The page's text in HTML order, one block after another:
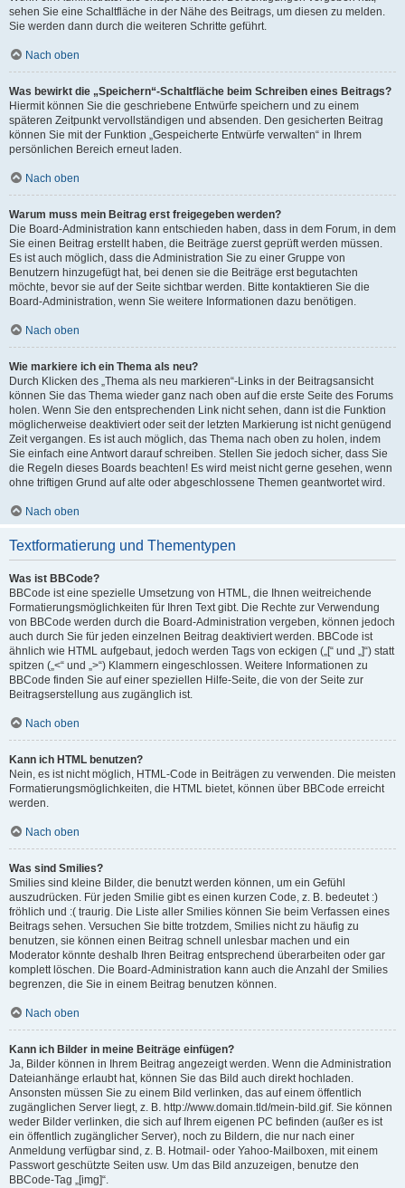
sehen Sie eine Schaltfläche in der Nähe des Beitrags, um diesen zu melden.
Sie werden dann durch die weiteren Schritte geführt.
Nach oben
Was bewirkt die „Speichern“-Schaltfläche beim Schreiben eines Beitrags?
Hiermit können Sie die geschriebene Entwürfe speichern und zu einem
späteren Zeitpunkt vervollständigen und absenden. Den gesicherten Beitrag
können Sie mit der Funktion „Gespeicherte Entwürfe verwalten“ in Ihrem
persönlichen Bereich erneut laden.
Nach oben
Warum muss mein Beitrag erst freigegeben werden?
Die Board-Administration kann entschieden haben, dass in dem Forum, in dem
Sie einen Beitrag erstellt haben, die Beiträge zuerst geprüft werden müssen.
Es ist auch möglich, dass die Administration Sie zu einer Gruppe von
Benutzern hinzugefügt hat, bei denen sie die Beiträge erst begutachten
möchte, bevor sie auf der Seite sichtbar werden. Bitte kontaktieren Sie die
Board-Administration, wenn Sie weitere Informationen dazu benötigen.
Nach oben
Wie markiere ich ein Thema als neu?
Durch Klicken des „Thema als neu markieren“-Links in der Beitragsansicht
können Sie das Thema wieder ganz nach oben auf die erste Seite des Forums
holen. Wenn Sie den entsprechenden Link nicht sehen, dann ist die Funktion
möglicherweise deaktiviert oder seit der letzten Markierung ist nicht genügend
Zeit vergangen. Es ist auch möglich, das Thema nach oben zu holen, indem
Sie einfach eine Antwort darauf schreiben. Stellen Sie jedoch sicher, dass Sie
die Regeln dieses Boards beachten! Es wird meist nicht gerne gesehen, wenn
ohne triftigen Grund auf alte oder abgeschlossene Themen geantwortet wird.
Nach oben
Textformatierung und Thementypen
Was ist BBCode?
BBCode ist eine spezielle Umsetzung von HTML, die Ihnen weitreichende
Formatierungsmöglichkeiten für Ihren Text gibt. Die Rechte zur Verwendung
von BBCode werden durch die Board-Administration vergeben, können jedoch
auch durch Sie für jeden einzelnen Beitrag deaktiviert werden. BBCode ist
ähnlich wie HTML aufgebaut, jedoch werden Tags von eckigen („[“ und „]“) statt
spitzen („<“ und „>“) Klammern eingeschlossen. Weitere Informationen zu
BBCode finden Sie auf einer speziellen Hilfe-Seite, die von der Seite zur
Beitragserstellung aus zugänglich ist.
Nach oben
Kann ich HTML benutzen?
Nein, es ist nicht möglich, HTML-Code in Beiträgen zu verwenden. Die meisten
Formatierungsmöglichkeiten, die HTML bietet, können über BBCode erreicht
werden.
Nach oben
Was sind Smilies?
Smilies sind kleine Bilder, die benutzt werden können, um ein Gefühl
auszudrücken. Für jeden Smilie gibt es einen kurzen Code, z. B. bedeutet :)
fröhlich und :( traurig. Die Liste aller Smilies können Sie beim Verfassen eines
Beitrags sehen. Versuchen Sie bitte trotzdem, Smilies nicht zu häufig zu
benutzen, sie können einen Beitrag schnell unlesbar machen und ein
Moderator könnte deshalb Ihren Beitrag entsprechend überarbeiten oder gar
komplett löschen. Die Board-Administration kann auch die Anzahl der Smilies
begrenzen, die Sie in einem Beitrag benutzen können.
Nach oben
Kann ich Bilder in meine Beiträge einfügen?
Ja, Bilder können in Ihrem Beitrag angezeigt werden. Wenn die Administration
Dateianhänge erlaubt hat, können Sie das Bild auch direkt hochladen.
Ansonsten müssen Sie zu einem Bild verlinken, das auf einem öffentlich
zugänglichen Server liegt, z. B. http://www.domain.tld/mein-bild.gif. Sie können
weder Bilder verlinken, die sich auf Ihrem eigenen PC befinden (außer es ist
ein öffentlich zugänglicher Server), noch zu Bildern, die nur nach einer
Anmeldung verfügbar sind, z. B. Hotmail- oder Yahoo-Mailboxen, mit einem
Passwort geschützte Seiten usw. Um das Bild anzuzeigen, benutze den
BBCode-Tag „[img]“.